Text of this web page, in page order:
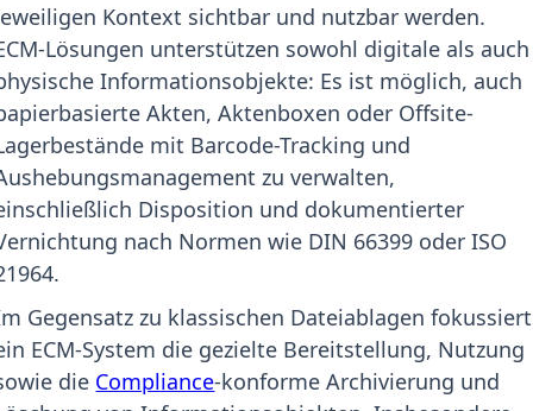
Kontext sichtbar und nutzbar werden.
Lösungen unterstützen sowohl digitale als auch
Informationsobjekte: Es ist möglich, auch
Akten, Aktenboxen oder Offsite-
mit Barcode-Tracking und
zu verwalten,
Disposition und dokumentierter
nach Normen wie DIN 66399 oder ISO
Gegensatz zu klassischen Dateiablagen fokussiert
ECM-System die gezielte Bereitstellung, Nutzung
die Compliance-konforme Archivierung und